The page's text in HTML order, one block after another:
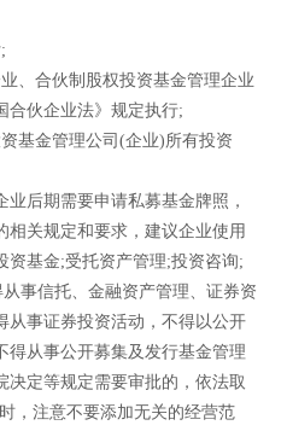
合伙制股权投资基金管理企业
合伙企业法》规定执行;
金管理公司(企业)所有投资
后期需要申请私募基金牌照，
相关规定和要求，建议企业使用
资基金;受托资产管理;投资咨询;
事信托、金融资产管理、证券资
从事证券投资活动，不得以公开
得从事公开募集及发行基金管理
决定等规定需要审批的，依法取
，注意不要添加无关的经营范